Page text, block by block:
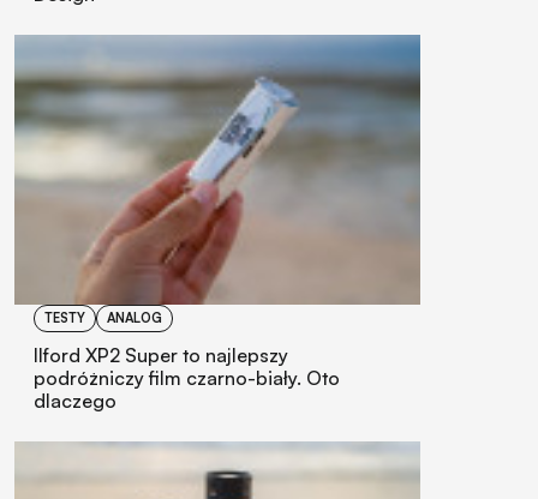
TESTY ANALOG
Ilford XP2 Super to najlepszy
podróżniczy film czarno-biały. Oto
dlaczego